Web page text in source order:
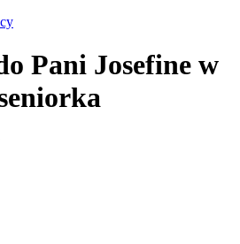
Pani Josefine w